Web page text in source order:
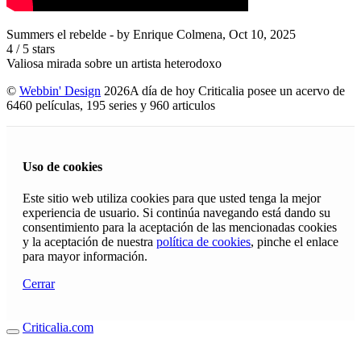
Summers el rebelde - by Enrique Colmena, Oct 10, 2025
4 / 5 stars
Valiosa mirada sobre un artista heterodoxo
© Webbin' Design 2026A día de hoy Criticalia posee un acervo de
6460 películas, 195 series y 960 articulos
Uso de cookies
Este sitio web utiliza cookies para que usted tenga la mejor
experiencia de usuario. Si continúa navegando está dando su
consentimiento para la aceptación de las mencionadas cookies
y la aceptación de nuestra política de cookies, pinche el enlace
para mayor información.
Cerrar
Criticalia.com